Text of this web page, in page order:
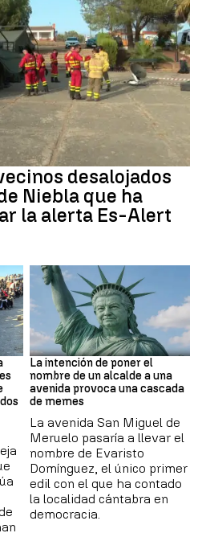
desalojados
Niebla que ha
la alerta Es-Alert
MEMES
La intención de poner el
nombre de un alcalde a una
avenida provoca una cascada
de memes
La avenida San Miguel de
Meruelo pasaría a llevar el
nombre de Evaristo
Domínguez, el único primer
edil con el que ha contado
la localidad cántabra en
democracia.